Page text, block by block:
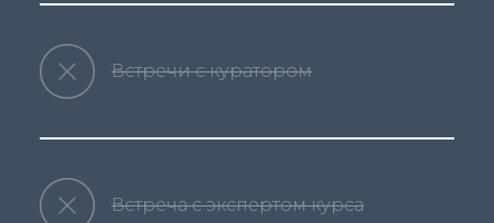
Встречи с куратором
Встреча с экспертом курса